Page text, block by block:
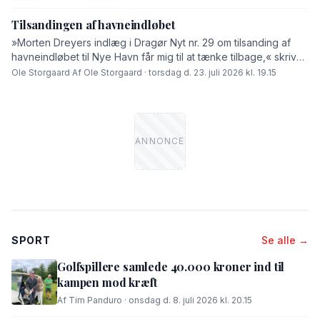
Tilsandingen af havneindløbet
»Morten Dreyers indlæg i Dragør Nyt nr. 29 om tilsanding af
havneindløbet til Nye Havn får mig til at tænke tilbage,« skriver
Ole Storgaard i dette debatindlæg.
Ole Storgaard·Af Ole Storgaard · torsdag d. 23. juli 2026 kl. 19.15
SPORT Se alle →
Golfspillere samlede 40.000 kroner ind til
kampen mod kræft
Af Tim Panduro · onsdag d. 8. juli 2026 kl. 20.15